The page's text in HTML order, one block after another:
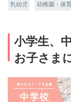
乳幼児 幼稚園・保
小学生、
お子さま